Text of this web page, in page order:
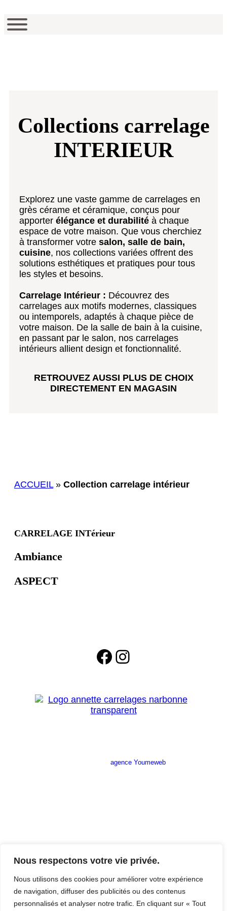
Nous respectons votre vie privée.
Nous utilisons des cookies pour améliorer votre expérience
de navigation, diffuser des publicités ou des contenus
personnalisés et analyser notre trafic. En cliquant sur « Tout
Collections carrelage
INTERIEUR
Explorez une vaste gamme de carrelages en
grès cérame et céramique, conçus pour
apporter élégance et durabilité à chaque
espace de votre maison. Que vous cherchiez
à transformer votre salon, salle de bain,
cuisine, nos collections variées offrent des
solutions esthétiques et pratiques pour tous
les styles et besoins.
Carrelage Intérieur : Découvrez des
carrelages aux motifs modernes, classiques
ou intemporels, adaptés à chaque pièce de
votre maison. De la salle de bain à la cuisine,
en passant par le salon, nos carrelages
intérieurs allient design et fonctionnalité.
RETROUVEZ AUSSI PLUS DE CHOIX
DIRECTEMENT EN MAGASIN
ACCUEIL» Collection carrelage intérieur
CARRELAGE INTérieur
Ambiance
ASPECT
Facebook
Instagram
agence Youmeweb
Mercredi 08h30 – 12h00 / 14h00 – 18h30
Vendredi 08h30 – 12h00 / 14h00 – 17h00
Samedi Fermé
Dimanche Fermé